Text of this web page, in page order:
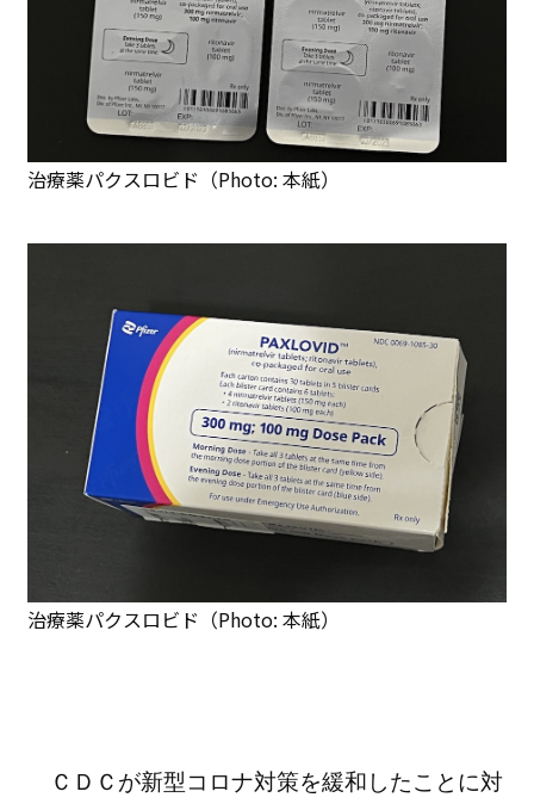
治療薬パクスロビド（Photo: 本紙）
治療薬パクスロビド（Photo: 本紙）
ＣＤＣが新型コロナ対策を緩和したことに対